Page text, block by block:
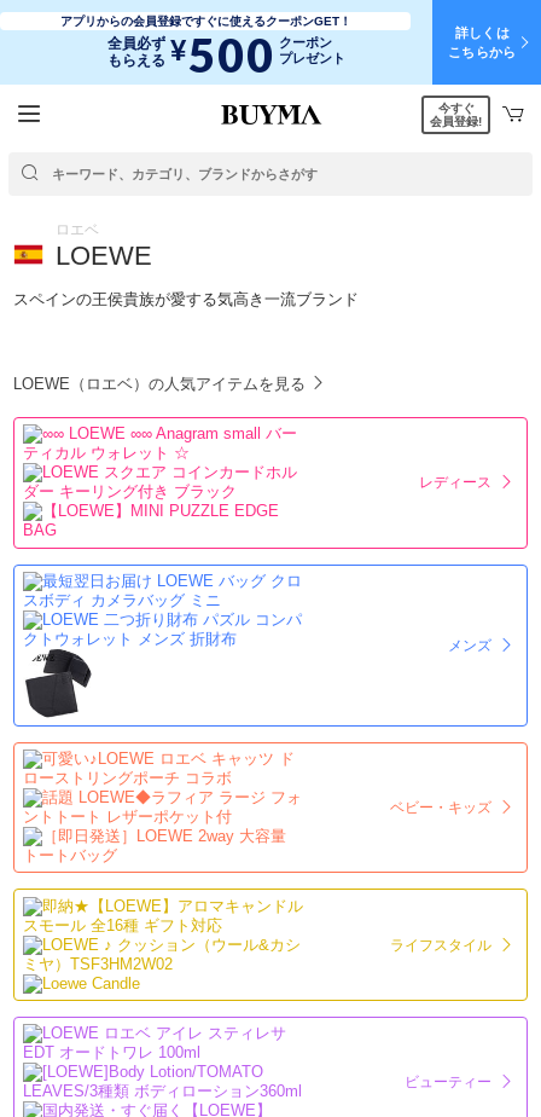
アプリからの会員登録ですぐに使えるクーポンGET！
全員必ず
もらえる ¥500 クーポン
プレゼント
詳しくは
こちらから
今すぐ
会員登録!
ロエベ
LOEWE
スペインの王侯貴族が愛する気高き一流ブランド
LOEWE（ロエベ）の人気アイテムを見る
レディース
メンズ
ベビー・キッズ
ライフスタイル
ビューティー